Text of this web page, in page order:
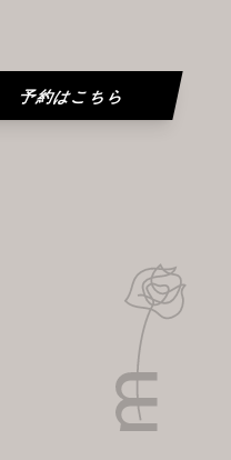
予約はこちら